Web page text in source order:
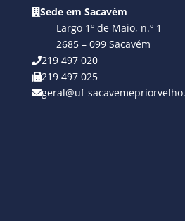
Sede em Sacavém
Largo 1º de Maio, n.º 1
2685 – 099 Sacavém
219 497 020
219 497 025
geral@uf-